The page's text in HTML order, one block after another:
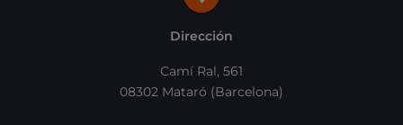
Dirección
Camí Ral, 561
08302 Mataró (Barcelona)